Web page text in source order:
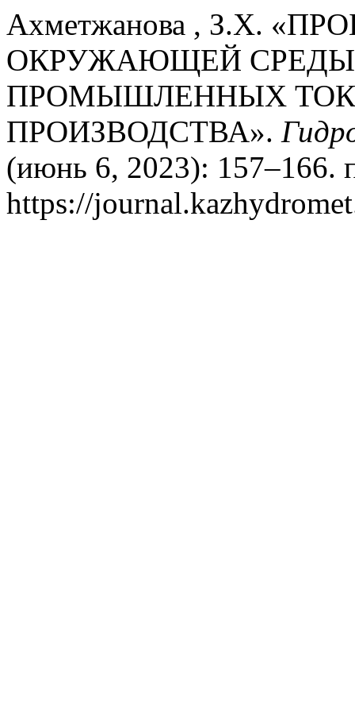
Ахметжанова , З.Х.
ОКРУЖАЮЩЕЙ
ПРОМЫШЛЕННЫХ
ПРОИЗВОДСТВА».
(июнь 6, 2023): 157–166.
https://